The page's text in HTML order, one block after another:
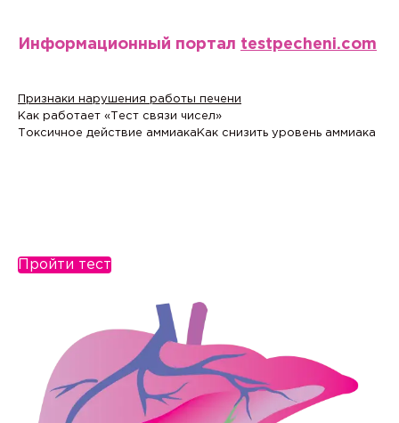
Информационный портал testpecheni.com
Признаки нарушения работы печени
Как работает «Тест связи чисел»
Токсичное действие аммиака Как снизить уровень аммиака
Пройти тест